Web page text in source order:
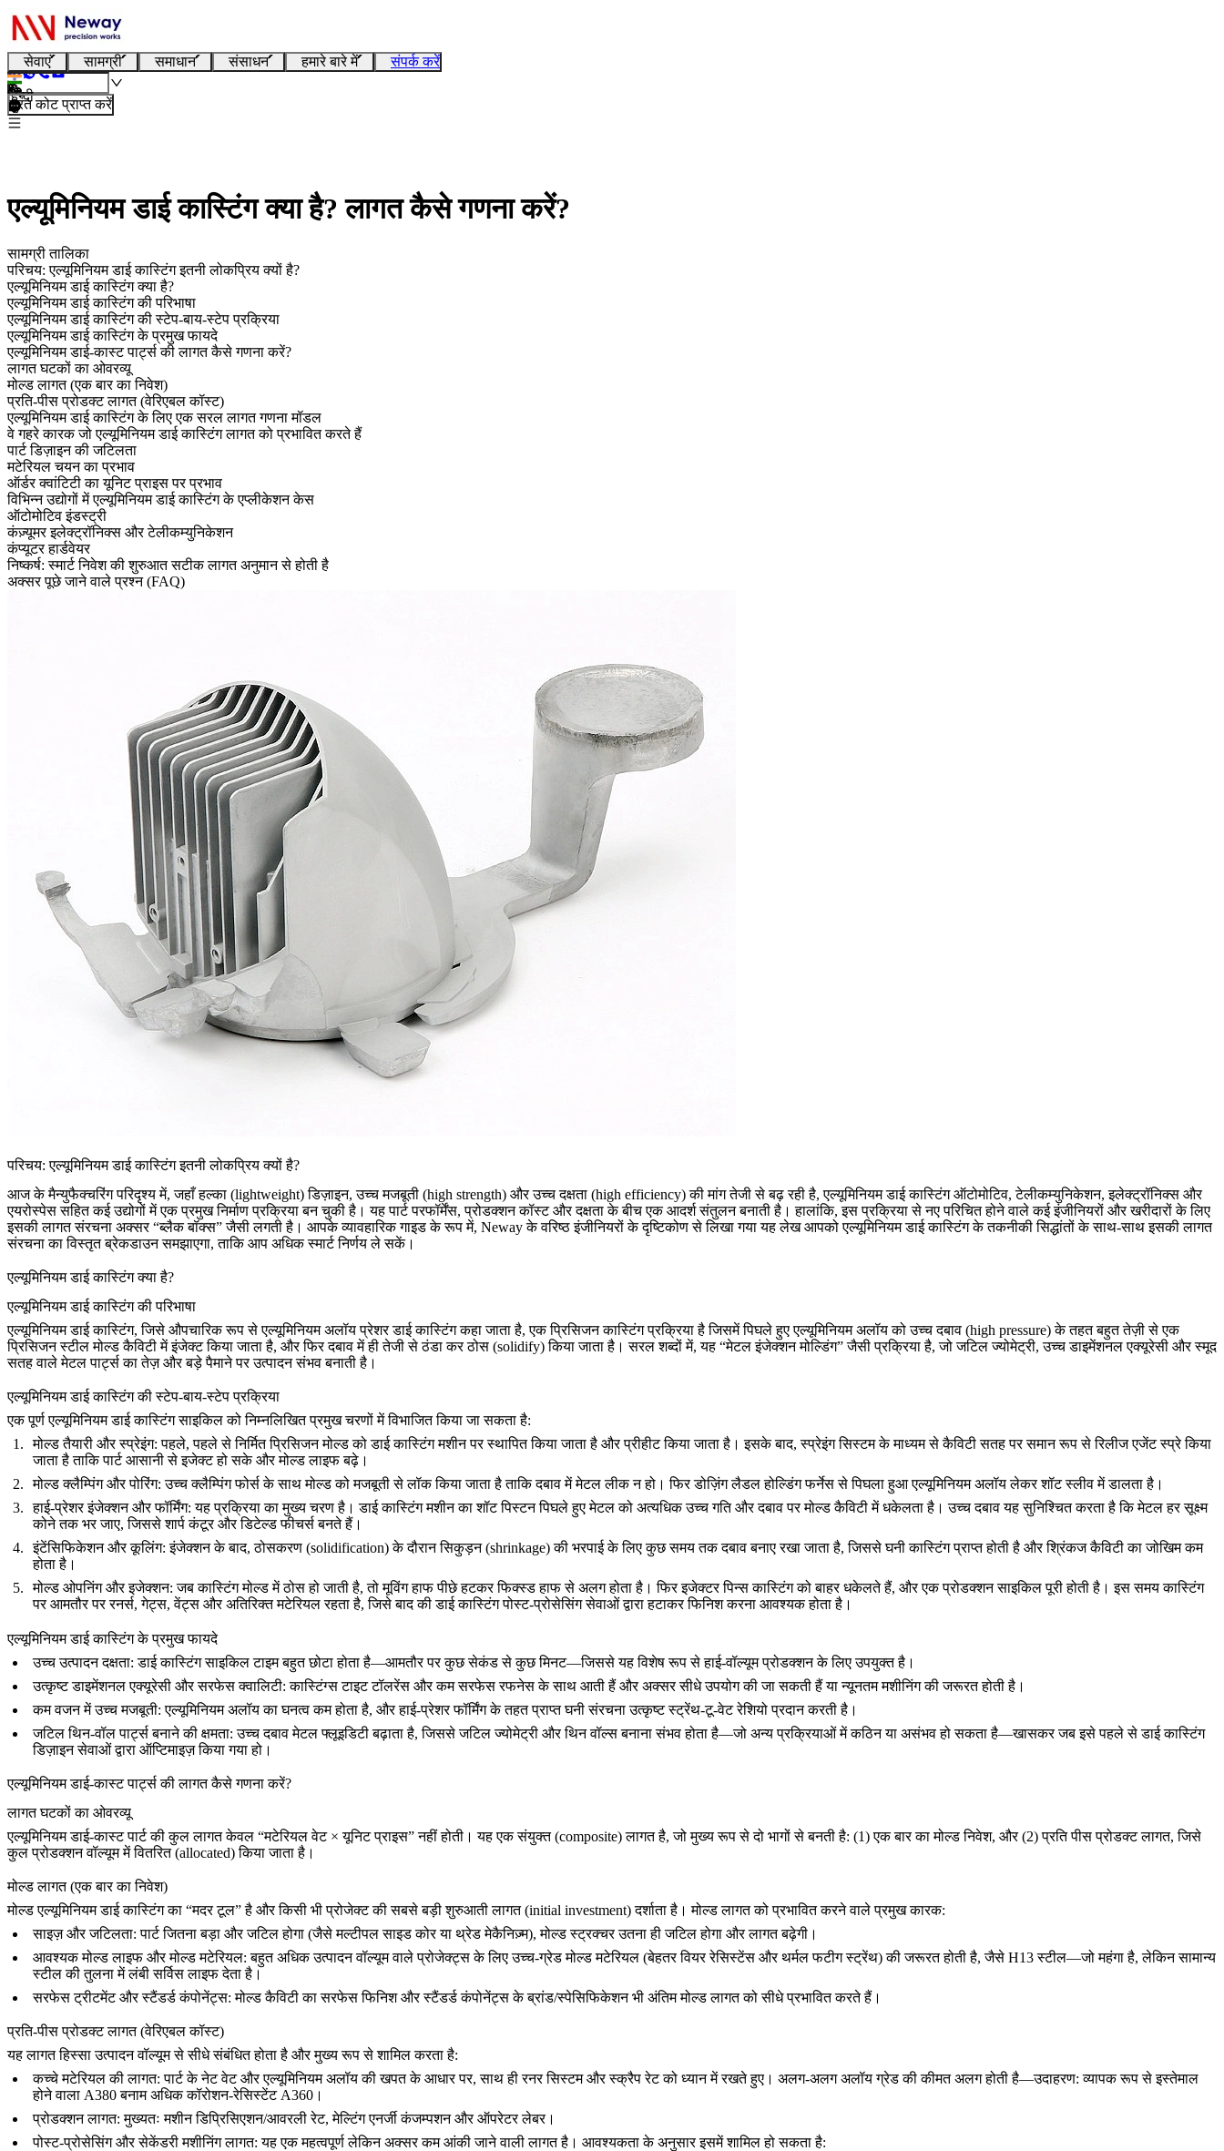
सेवाएं सामग्री समाधान संसाधन हमारे बारे में संपर्क करें
हिन्दी
तुरंत कोट प्राप्त करें
एल्यूमिनियम डाई कास्टिंग क्या है? लागत कैसे गणना करें?
सामग्री तालिका
परिचय: एल्यूमिनियम डाई कास्टिंग इतनी लोकप्रिय क्यों है?
एल्यूमिनियम डाई कास्टिंग क्या है?
एल्यूमिनियम डाई कास्टिंग की परिभाषा
एल्यूमिनियम डाई कास्टिंग की स्टेप-बाय-स्टेप प्रक्रिया
एल्यूमिनियम डाई कास्टिंग के प्रमुख फायदे
एल्यूमिनियम डाई-कास्ट पार्ट्स की लागत कैसे गणना करें?
लागत घटकों का ओवरव्यू
मोल्ड लागत (एक बार का निवेश)
प्रति-पीस प्रोडक्ट लागत (वेरिएबल कॉस्ट)
एल्यूमिनियम डाई कास्टिंग के लिए एक सरल लागत गणना मॉडल
वे गहरे कारक जो एल्यूमिनियम डाई कास्टिंग लागत को प्रभावित करते हैं
पार्ट डिज़ाइन की जटिलता
मटेरियल चयन का प्रभाव
ऑर्डर क्वांटिटी का यूनिट प्राइस पर प्रभाव
विभिन्न उद्योगों में एल्यूमिनियम डाई कास्टिंग के एप्लीकेशन केस
ऑटोमोटिव इंडस्ट्री
कंज़्यूमर इलेक्ट्रॉनिक्स और टेलीकम्युनिकेशन
कंप्यूटर हार्डवेयर
निष्कर्ष: स्मार्ट निवेश की शुरुआत सटीक लागत अनुमान से होती है
अक्सर पूछे जाने वाले प्रश्न (FAQ)
परिचय: एल्यूमिनियम डाई कास्टिंग इतनी लोकप्रिय क्यों है?
आज के मैन्युफैक्चरिंग परिदृश्य में, जहाँ हल्का (lightweight) डिज़ाइन, उच्च मजबूती (high strength) और उच्च दक्षता (high efficiency) की मांग तेजी से बढ़ रही है, एल्यूमिनियम डाई कास्टिंग ऑटोमोटिव, टेलीकम्युनिकेशन, इलेक्ट्रॉनिक्स और
एयरोस्पेस सहित कई उद्योगों में एक प्रमुख निर्माण प्रक्रिया बन चुकी है। यह पार्ट परफॉर्मेंस, प्रोडक्शन कॉस्ट और दक्षता के बीच एक आदर्श संतुलन बनाती है। हालांकि, इस प्रक्रिया से नए परिचित होने वाले कई इंजीनियरों और खरीदारों के लिए
इसकी लागत संरचना अक्सर “ब्लैक बॉक्स” जैसी लगती है। आपके व्यावहारिक गाइड के रूप में, Neway के वरिष्ठ इंजीनियरों के दृष्टिकोण से लिखा गया यह लेख आपको एल्यूमिनियम डाई कास्टिंग के तकनीकी सिद्धांतों के साथ-साथ इसकी लागत
संरचना का विस्तृत ब्रेकडाउन समझाएगा, ताकि आप अधिक स्मार्ट निर्णय ले सकें।
एल्यूमिनियम डाई कास्टिंग क्या है?
एल्यूमिनियम डाई कास्टिंग की परिभाषा
एल्यूमिनियम डाई कास्टिंग, जिसे औपचारिक रूप से एल्यूमिनियम अलॉय प्रेशर डाई कास्टिंग कहा जाता है, एक प्रिसिजन कास्टिंग प्रक्रिया है जिसमें पिघले हुए एल्यूमिनियम अलॉय को उच्च दबाव (high pressure) के तहत बहुत तेज़ी से एक
प्रिसिजन स्टील मोल्ड कैविटी में इंजेक्ट किया जाता है, और फिर दबाव में ही तेजी से ठंडा कर ठोस (solidify) किया जाता है। सरल शब्दों में, यह “मेटल इंजेक्शन मोल्डिंग” जैसी प्रक्रिया है, जो जटिल ज्योमेट्री, उच्च डाइमेंशनल एक्यूरेसी और स्मूद
सतह वाले मेटल पार्ट्स का तेज़ और बड़े पैमाने पर उत्पादन संभव बनाती है।
एल्यूमिनियम डाई कास्टिंग की स्टेप-बाय-स्टेप प्रक्रिया
एक पूर्ण एल्यूमिनियम डाई कास्टिंग साइकिल को निम्नलिखित प्रमुख चरणों में विभाजित किया जा सकता है:
मोल्ड तैयारी और स्प्रेइंग: पहले, पहले से निर्मित प्रिसिजन मोल्ड को डाई कास्टिंग मशीन पर स्थापित किया जाता है और प्रीहीट किया जाता है। इसके बाद, स्प्रेइंग सिस्टम के माध्यम से कैविटी सतह पर समान रूप से रिलीज एजेंट स्प्रे किया
जाता है ताकि पार्ट आसानी से इजेक्ट हो सके और मोल्ड लाइफ बढ़े।
मोल्ड क्लैम्पिंग और पोरिंग: उच्च क्लैम्पिंग फोर्स के साथ मोल्ड को मजबूती से लॉक किया जाता है ताकि दबाव में मेटल लीक न हो। फिर डोज़िंग लैडल होल्डिंग फर्नेस से पिघला हुआ एल्यूमिनियम अलॉय लेकर शॉट स्लीव में डालता है।
हाई-प्रेशर इंजेक्शन और फॉर्मिंग: यह प्रक्रिया का मुख्य चरण है। डाई कास्टिंग मशीन का शॉट पिस्टन पिघले हुए मेटल को अत्यधिक उच्च गति और दबाव पर मोल्ड कैविटी में धकेलता है। उच्च दबाव यह सुनिश्चित करता है कि मेटल हर सूक्ष्म
कोने तक भर जाए, जिससे शार्प कंटूर और डिटेल्ड फीचर्स बनते हैं।
इंटेंसिफिकेशन और कूलिंग: इंजेक्शन के बाद, ठोसकरण (solidification) के दौरान सिकुड़न (shrinkage) की भरपाई के लिए कुछ समय तक दबाव बनाए रखा जाता है, जिससे घनी कास्टिंग प्राप्त होती है और श्रिंकज कैविटी का जोखिम कम
होता है।
मोल्ड ओपनिंग और इजेक्शन: जब कास्टिंग मोल्ड में ठोस हो जाती है, तो मूविंग हाफ पीछे हटकर फिक्स्ड हाफ से अलग होता है। फिर इजेक्टर पिन्स कास्टिंग को बाहर धकेलते हैं, और एक प्रोडक्शन साइकिल पूरी होती है। इस समय कास्टिंग
पर आमतौर पर रनर्स, गेट्स, वेंट्स और अतिरिक्त मटेरियल रहता है, जिसे बाद कीडाई कास्टिंग पोस्ट-प्रोसेसिंग सेवाओंद्वारा हटाकर फिनिश करना आवश्यक होता है।
एल्यूमिनियम डाई कास्टिंग के प्रमुख फायदे
उच्च उत्पादन दक्षता: डाई कास्टिंग साइकिल टाइम बहुत छोटा होता है—आमतौर पर कुछ सेकंड से कुछ मिनट—जिससे यह विशेष रूप सेहाई-वॉल्यूम प्रोडक्शनके लिए उपयुक्त है।
उत्कृष्ट डाइमेंशनल एक्यूरेसी और सरफेस क्वालिटी: कास्टिंग्स टाइट टॉलरेंस और कम सरफेस रफनेस के साथ आती हैं और अक्सर सीधे उपयोग की जा सकती हैं या न्यूनतम मशीनिंग की जरूरत होती है।
कम वजन में उच्च मजबूती: एल्यूमिनियम अलॉय का घनत्व कम होता है, और हाई-प्रेशर फॉर्मिंग के तहत प्राप्त घनी संरचना उत्कृष्ट स्ट्रेंथ-टू-वेट रेशियो प्रदान करती है।
जटिल थिन-वॉल पार्ट्स बनाने की क्षमता: उच्च दबाव मेटल फ्लूइडिटी बढ़ाता है, जिससे जटिल ज्योमेट्री और थिन वॉल्स बनाना संभव होता है—जो अन्य प्रक्रियाओं में कठिन या असंभव हो सकता है—खासकर जब इसे पहले सेडाई कास्टिंग
डिज़ाइन सेवाओंद्वारा ऑप्टिमाइज़ किया गया हो।
एल्यूमिनियम डाई-कास्ट पार्ट्स की लागत कैसे गणना करें?
लागत घटकों का ओवरव्यू
एल्यूमिनियम डाई-कास्ट पार्ट की कुल लागत केवल “मटेरियल वेट × यूनिट प्राइस” नहीं होती। यह एक संयुक्त (composite) लागत है, जो मुख्य रूप से दो भागों से बनती है: (1) एक बार का मोल्ड निवेश, और (2) प्रति पीस प्रोडक्ट लागत, जिसे
कुल प्रोडक्शन वॉल्यूम में वितरित (allocated) किया जाता है।
मोल्ड लागत (एक बार का निवेश)
मोल्ड एल्यूमिनियम डाई कास्टिंग का “मदर टूल” है और किसी भी प्रोजेक्ट की सबसे बड़ी शुरुआती लागत (initial investment) दर्शाता है। मोल्ड लागत को प्रभावित करने वाले प्रमुख कारक:
साइज़ और जटिलता: पार्ट जितना बड़ा और जटिल होगा (जैसे मल्टीपल साइड कोर या थ्रेड मेकैनिज़्म), मोल्ड स्ट्रक्चर उतना ही जटिल होगा और लागत बढ़ेगी।
आवश्यक मोल्ड लाइफ और मोल्ड मटेरियल: बहुत अधिक उत्पादन वॉल्यूम वाले प्रोजेक्ट्स के लिए उच्च-ग्रेडमोल्ड मटेरियल (बेहतर वियर रेसिस्टेंस और थर्मल फटीग स्ट्रेंथ) की जरूरत होती है, जैसे H13 स्टील—जो महंगा है, लेकिन सामान्य
स्टील की तुलना में लंबी सर्विस लाइफ देता है।
सरफेस ट्रीटमेंट और स्टैंडर्ड कंपोनेंट्स: मोल्ड कैविटी का सरफेस फिनिश और स्टैंडर्ड कंपोनेंट्स के ब्रांड/स्पेसिफिकेशन भी अंतिम मोल्ड लागत को सीधे प्रभावित करते हैं।
प्रति-पीस प्रोडक्ट लागत (वेरिएबल कॉस्ट)
यह लागत हिस्सा उत्पादन वॉल्यूम से सीधे संबंधित होता है और मुख्य रूप से शामिल करता है:
कच्चे मटेरियल की लागत: पार्ट के नेट वेट औरएल्यूमिनियम अलॉयकी खपत के आधार पर, साथ ही रनर सिस्टम और स्क्रैप रेट को ध्यान में रखते हुए। अलग-अलग अलॉय ग्रेड की कीमत अलग होती है—उदाहरण: व्यापक रूप से इस्तेमाल
होने वाला A380बनाम अधिक कॉरोशन-रेसिस्टेंट A360 ।
प्रोडक्शन लागत: मुख्यतः मशीन डिप्रिसिएशन/आवरली रेट, मेल्टिंग एनर्जी कंजम्पशन और ऑपरेटर लेबर।
पोस्ट-प्रोसेसिंग और सेकेंडरी मशीनिंग लागत: यह एक महत्वपूर्ण लेकिन अक्सर कम आंकी जाने वाली लागत है। आवश्यकता के अनुसार इसमें शामिल हो सकता है: